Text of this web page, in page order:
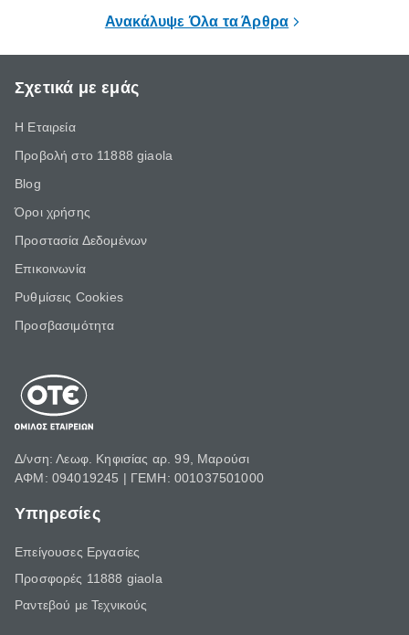
Ανακάλυψε Όλα τα Άρθρα
Σχετικά με εμάς
Η Εταιρεία
Προβολή στο 11888 giaola
Blog
Όροι χρήσης
Προστασία Δεδομένων
Επικοινωνία
Ρυθμίσεις Cookies
Προσβασιμότητα
Δ/νση: Λεωφ. Κηφισίας αρ. 99, Μαρούσι
ΑΦΜ: 094019245 | ΓΕΜΗ: 001037501000
Υπηρεσίες
Επείγουσες Εργασίες
Προσφορές 11888 giaola
Ραντεβού με Τεχνικούς